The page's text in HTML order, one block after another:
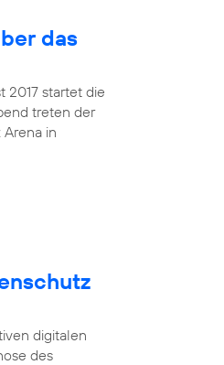
das
2017 startet die
treten der
in
digitalen
des